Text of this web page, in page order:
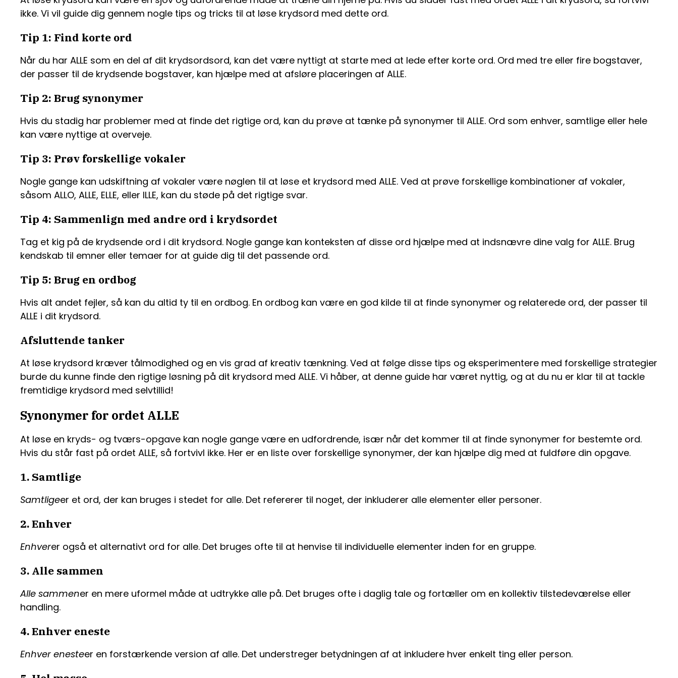
ikke. Vi vil guide dig gennem nogle tips og tricks til at løse krydsord med dette ord.
Tip 1: Find korte ord
Når du har ALLE som en del af dit krydsordsord, kan det være nyttigt at starte med at lede efter korte ord. Ord med tre eller fire bogstaver,
der passer til de krydsende bogstaver, kan hjælpe med at afsløre placeringen af ALLE.
Tip 2: Brug synonymer
Hvis du stadig har problemer med at finde det rigtige ord, kan du prøve at tænke på synonymer til ALLE. Ord som enhver, samtlige eller hele
kan være nyttige at overveje.
Tip 3: Prøv forskellige vokaler
Nogle gange kan udskiftning af vokaler være nøglen til at løse et krydsord med ALLE. Ved at prøve forskellige kombinationer af vokaler,
såsom ALLO, ALLE, ELLE, eller ILLE, kan du støde på det rigtige svar.
Tip 4: Sammenlign med andre ord i krydsordet
Tag et kig på de krydsende ord i dit krydsord. Nogle gange kan konteksten af disse ord hjælpe med at indsnævre dine valg for ALLE. Brug
kendskab til emner eller temaer for at guide dig til det passende ord.
Tip 5: Brug en ordbog
Hvis alt andet fejler, så kan du altid ty til en ordbog. En ordbog kan være en god kilde til at finde synonymer og relaterede ord, der passer til
ALLE i dit krydsord.
Afsluttende tanker
At løse krydsord kræver tålmodighed og en vis grad af kreativ tænkning. Ved at følge disse tips og eksperimentere med forskellige strategier
burde du kunne finde den rigtige løsning på dit krydsord med ALLE. Vi håber, at denne guide har været nyttig, og at du nu er klar til at tackle
fremtidige krydsord med selvtillid!
Synonymer for ordet ALLE
At løse en kryds- og tværs-opgave kan nogle gange være en udfordrende, især når det kommer til at finde synonymer for bestemte ord.
Hvis du står fast på ordet ALLE, så fortvivl ikke. Her er en liste over forskellige synonymer, der kan hjælpe dig med at fuldføre din opgave.
1. Samtlige
Samtligeer et ord, der kan bruges i stedet for alle. Det refererer til noget, der inkluderer alle elementer eller personer.
2. Enhver
Enhverer også et alternativt ord for alle. Det bruges ofte til at henvise til individuelle elementer inden for en gruppe.
3. Alle sammen
Alle sammener en mere uformel måde at udtrykke alle på. Det bruges ofte i daglig tale og fortæller om en kollektiv tilstedeværelse eller
handling.
4. Enhver eneste
Enhver enesteer en forstærkende version af alle. Det understreger betydningen af at inkludere hver enkelt ting eller person.